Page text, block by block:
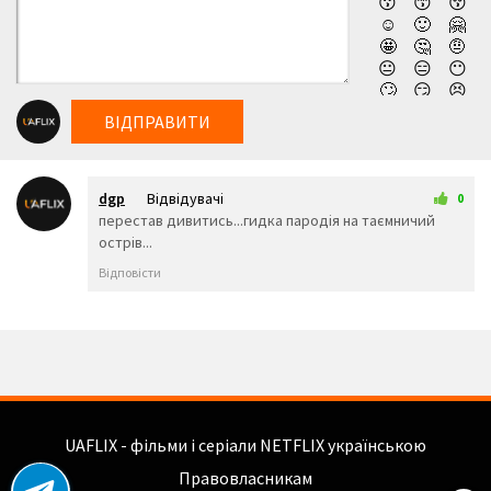
☺️
🙂
🤗
🤩
🤔
🤨
😐
😑
😶
🙄
😏
😣
😔
😕
🙃
😵
😡
😠
🤕
🤢
🥺
ВІДПРАВИТИ
dgp
Відвідувачі
17 квітня 2026 22:01
0
перестав дивитись...гидка пародія на таємничий
острів...
Відповісти
UAFLIX - фільми і серіали NETFLIX українською
Правовласникам